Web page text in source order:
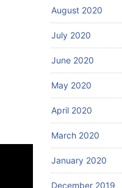
August 2020
July 2020
June 2020
May 2020
April 2020
March 2020
January 2020
December 2019